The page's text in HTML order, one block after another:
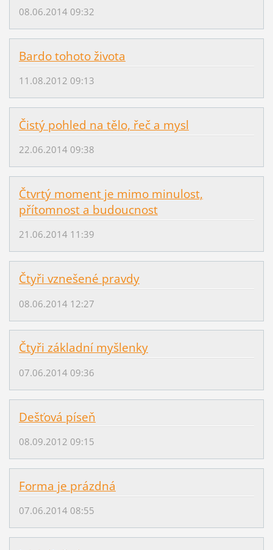
08.06.2014 09:32
Bardo tohoto života
11.08.2012 09:13
Čistý pohled na tělo, řeč a mysl
22.06.2014 09:38
Čtvrtý moment je mimo minulost,
přítomnost a budoucnost
21.06.2014 11:39
Čtyři vznešené pravdy
08.06.2014 12:27
Čtyři základní myšlenky
07.06.2014 09:36
Dešťová píseň
08.09.2012 09:15
Forma je prázdná
07.06.2014 08:55